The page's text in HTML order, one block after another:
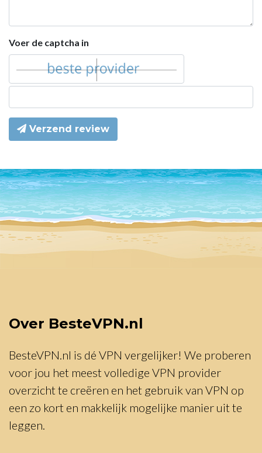
Voer de captcha in
Verzend review
Over BesteVPN.nl
BesteVPN.nl is dé VPN vergelijker! We proberen
voor jou het meest volledige VPN provider
overzicht te creëren en het gebruik van VPN op
een zo kort en makkelijk mogelijke manier uit te
leggen.